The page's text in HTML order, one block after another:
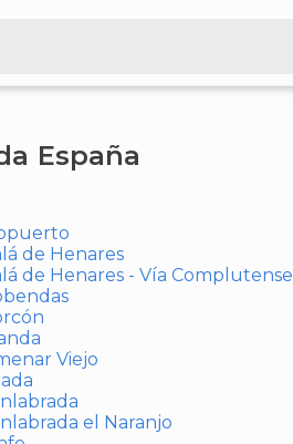
España
de Henares
de Henares - Vía Complutense
Viejo
el Naranjo